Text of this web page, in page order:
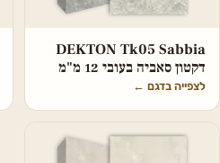
DEKTON Tk05 Sabbia
דקטון סאביה בעובי 12 מ"מ
לצפייה בדגם ←